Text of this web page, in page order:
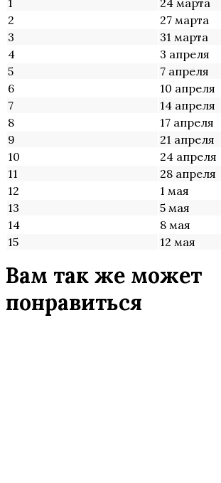
2
27 марта
3
31 марта
4
3 апреля
5
7 апреля
6
10 апреля
7
14 апреля
8
17 апреля
9
21 апреля
10
24 апреля
11
28 апреля
12
1 мая
13
5 мая
14
8 мая
15
12 мая
Вам так же может
понравиться